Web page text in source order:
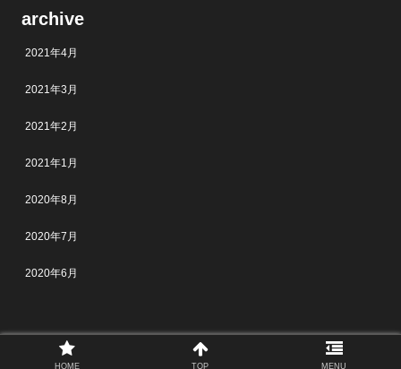
archive
2021年4月
2021年3月
2021年2月
2021年1月
2020年8月
2020年7月
2020年6月
© 2021 .
HOME TOP MENU